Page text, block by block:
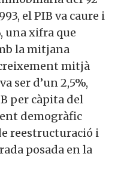
el PIB va caure i
una xifra que
la mitjana
mitjà
ser d’un 2,5%,
per càpita del
demogràfic
reestructuració i
posada en la